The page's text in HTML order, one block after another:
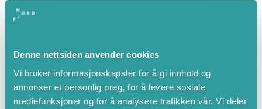
Denne nettsiden anvender cookies
Vi bruker informasjonskapsler for å gi innhold og
annonser et personlig preg, for å levere sosiale
mediefunksjoner og for å analysere trafikken vår. Vi deler
Mai